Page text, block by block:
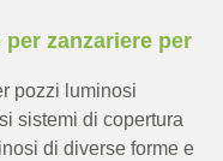
zanzariere per
pozzi luminosi
sistemi di copertura
di diverse forme e